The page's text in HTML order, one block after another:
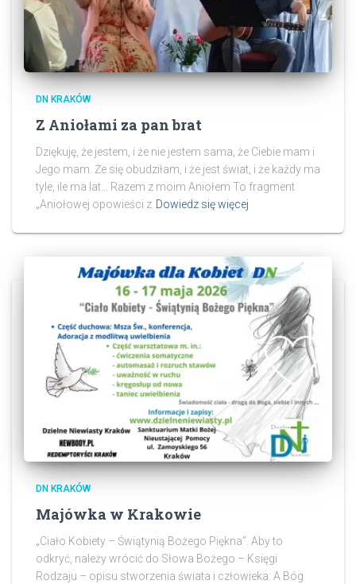
DN KRAKÓW
Z Aniołami za pan brat
Dziękuję, że jestem, i że nie jestem sama, że Ciebie mam i
Jego mam. Że się obudziłam, i że jest świat, i że każdy ma
tyle, ile ma lat… Razem z moim Aniołem To fragment
„Aniołowej opowieści z Dowiedz się więcej
DN KRAKÓW
Majówka w Krakowie
„Ciało Kobiety – Świątynią Bożego Piękna”. Aby to
odkryć, należy wrócić do Słowa Bożego – Księgi
Rodzaju – opisu stworzenia świata i człowieka: A Bóg